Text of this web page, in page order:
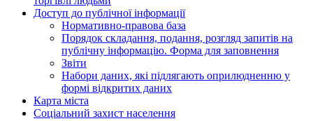
Доступ до публічної інформації
Нормативно-правова база
Порядок складання, подання, розгляд запитів на
публічну інформацію. Форма для заповнення
Звіти
Набори даних, які підлягають оприлюдненню у
формі відкритих даних
Карта міста
Соціальний захист населення